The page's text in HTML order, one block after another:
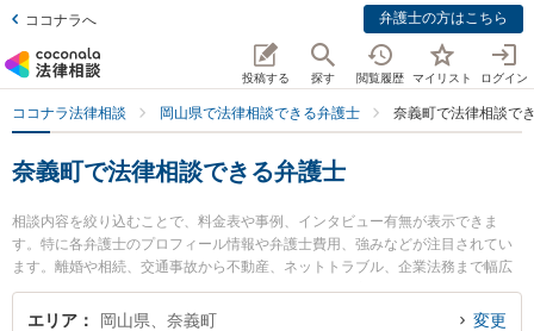
ココナラへ 弁護士の方はこちら
投稿する 探す 閲覧履歴 マイリスト ログイン
ココナラ法律相談 岡山県で法律相談できる弁護士 奈義町で法律相談で
奈義町で法律相談できる弁護士
相談内容を絞り込むことで、料金表や事例、インタビュー有無が表示できま
す。特に各弁護士のプロフィール情報や弁護士費用、強みなどが注目されてい
ます。離婚や相続、交通事故から不動産、ネットトラブル、企業法務まで幅広
く取り扱う弁護士が多数。こんな法律相談をお持ちの方は是非ご利用くださ
い。奈義町で土日や夜間に発生した不倫慰謝料トラブルを今すぐに弁護士に相
エリア 岡山県、奈義町 変更